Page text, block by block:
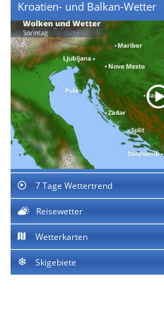
Kroatien- und Balkan-Wetter
7 Tage Wettertrend
Reisewetter
Wetterkarten
Skigebiete